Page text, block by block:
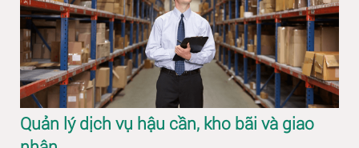
Quản lý dịch vụ hậu cần, kho bãi và giao